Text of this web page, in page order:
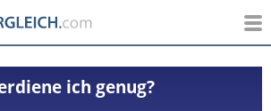
ich genug?